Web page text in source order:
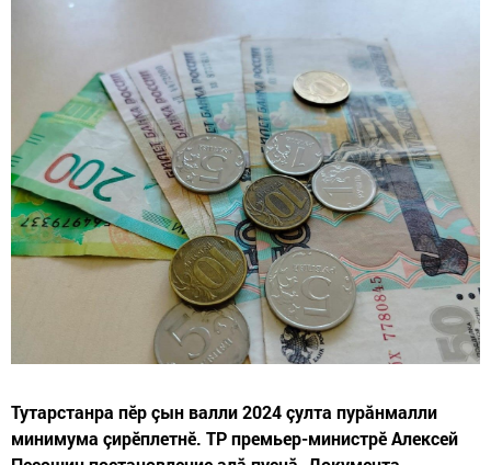
Тутарстанра пĕр çын валли 2024 çулта пурӑнмалли
минимума çирӗплетнӗ. ТР премьер-министрӗ Алексей